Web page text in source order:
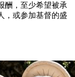
酬，至少希望被承
，或参加基督的盛